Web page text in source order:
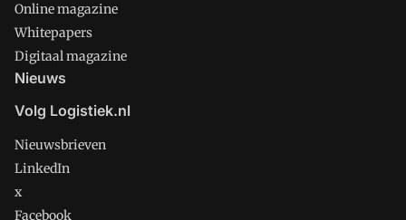
Online magazine
Whitepapers
Digitaal magazine
Nieuws
Volg Logistiek.nl
Nieuwsbrieven
LinkedIn
x
Facebook